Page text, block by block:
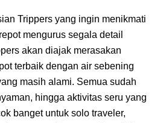
Trippers yang ingin menikmati
mengurus segala detail
akan diajak merasakan
terbaik dengan air sebening
masih alami. Semua sudah
hingga aktivitas seru yang
banget untuk solo traveler,